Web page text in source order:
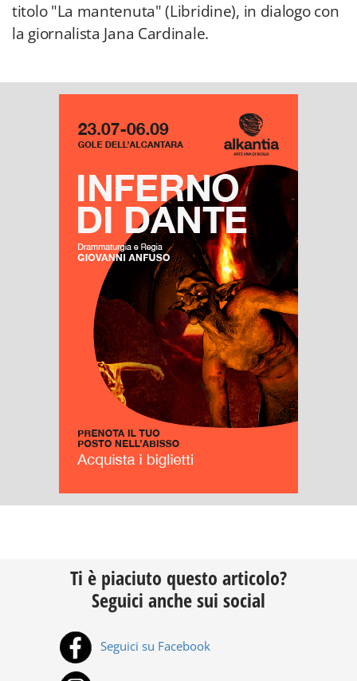
titolo "La mantenuta" (Libridine), in dialogo con
la giornalista Jana Cardinale.
Ti è piaciuto questo articolo?
Seguici anche sui social
Seguici su Facebook